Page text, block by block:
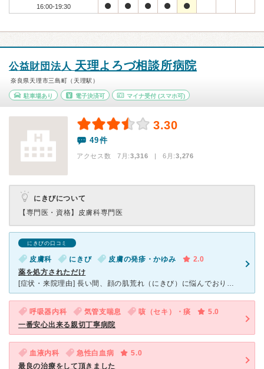
16:00-19:30
公益財団法人 天理よろづ相談所病院
奈良県天理市三島町（天理駅）
駐車場あり 電子決済可 マイナ受付 (スマホ可)
3.30
49件
アクセス数 7月:3,316 | 6月:3,276
にきびについて
【専門医・資格】 皮膚科専門医
にきびの口コミ
皮膚科 にきび 皮膚の発疹・かゆみ
2.0
薬を処方されただけ
[症状・来院理由] 長い間、顔の肌荒れ（にきび）に悩んでおり、皮膚科を受診することにしました。 [医師の診断・治療法] 肌荒れに悩んでいる旨を伝えると、すぐに薬を処方していただきました。 診察
呼吸器内科 気管支喘息 咳（セキ）・痰
5.0
一番安心出来る親切丁寧病院
血液内科 急性白血病
5.0
最良の治療をして頂きました